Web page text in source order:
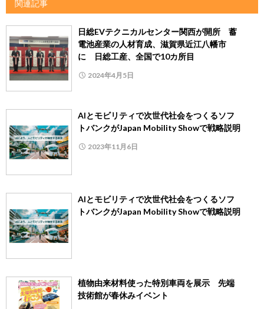
関連記事
日総EVテクニカルセンター関西が開所 蓄
電池産業の人材育成、滋賀県近江八幡市
に 日総工産、全国で10カ所目
2024年4月5日
AIとモビリティで次世代社会をつくるソフ
トバンクがJapan Mobility Showで戦略説明
2023年11月6日
AIとモビリティで次世代社会をつくるソフ
トバンクがJapan Mobility Showで戦略説明
植物由来材料使った特別車両を展示 先端
技術館が春休みイベント